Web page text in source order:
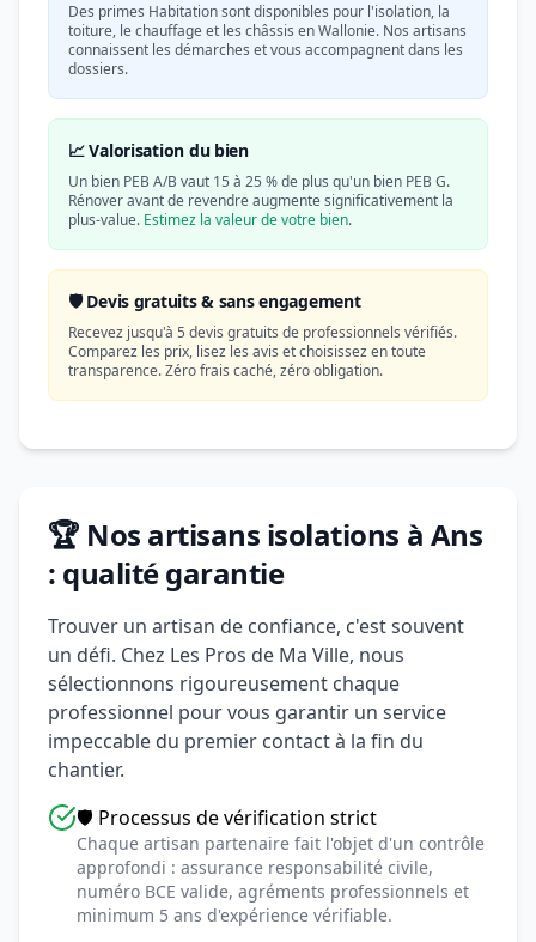
Des primes Habitation sont disponibles pour l'isolation, la
toiture, le chauffage et les châssis en Wallonie. Nos artisans
connaissent les démarches et vous accompagnent dans les
dossiers.
📈 Valorisation du bien
Un bien PEB A/B vaut 15 à 25 % de plus qu'un bien PEB G.
Rénover avant de revendre augmente significativement la
plus-value. Estimez la valeur de votre bien.
🛡️ Devis gratuits & sans engagement
Recevez jusqu'à 5 devis gratuits de professionnels vérifiés.
Comparez les prix, lisez les avis et choisissez en toute
transparence. Zéro frais caché, zéro obligation.
🏆 Nos artisans isolations à Ans
: qualité garantie
Trouver un artisan de confiance, c'est souvent
un défi. Chez Les Pros de Ma Ville, nous
sélectionnons rigoureusement chaque
professionnel pour vous garantir un service
impeccable du premier contact à la fin du
chantier.
🛡️ Processus de vérification strict
Chaque artisan partenaire fait l'objet d'un contrôle
approfondi : assurance responsabilité civile,
numéro BCE valide, agréments professionnels et
minimum 5 ans d'expérience vérifiable.